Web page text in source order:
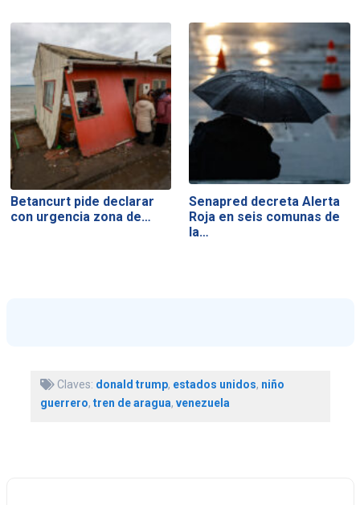
Betancurt pide declarar
con urgencia zona de…
Senapred decreta Alerta
Roja en seis comunas de
la…
Claves: donald trump, estados unidos, niño
guerrero, tren de aragua, venezuela